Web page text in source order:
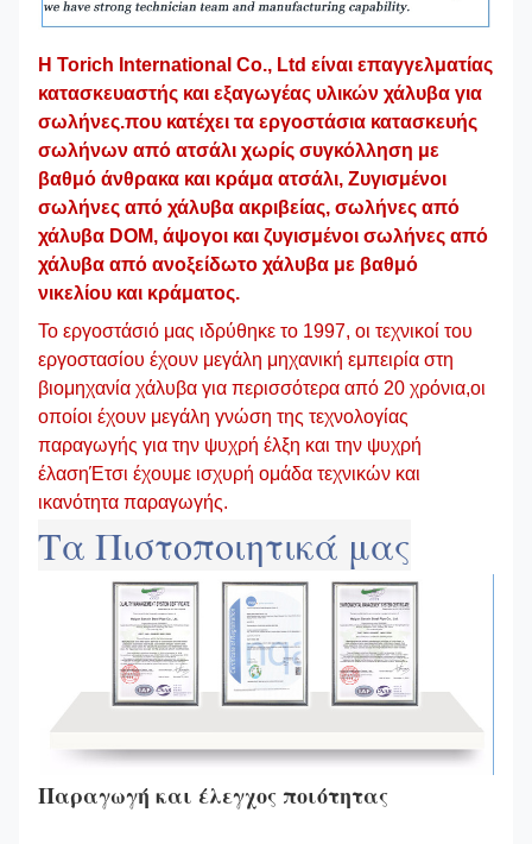
Η Torich International Co., Ltd είναι επαγγελματίας
κατασκευαστής και εξαγωγέας υλικών χάλυβα για
σωλήνες.που κατέχει τα εργοστάσια κατασκευής
σωλήνων από ατσάλι χωρίς συγκόλληση με
βαθμό άνθρακα και κράμα ατσάλι, Ζυγισμένοι
σωλήνες από χάλυβα ακριβείας, σωλήνες από
χάλυβα DOM, άψογοι και ζυγισμένοι σωλήνες από
χάλυβα από ανοξείδωτο χάλυβα με βαθμό
νικελίου και κράματος.
Το εργοστάσιό μας ιδρύθηκε το 1997, οι τεχνικοί του
εργοστασίου έχουν μεγάλη μηχανική εμπειρία στη
βιομηχανία χάλυβα για περισσότερα από 20 χρόνια,οι
οποίοι έχουν μεγάλη γνώση της τεχνολογίας
παραγωγής για την ψυχρή έλξη και την ψυχρή
έλασηΈτσι έχουμε ισχυρή ομάδα τεχνικών και
ικανότητα παραγωγής.
Τα Πιστοποιητικά μας
Παραγωγή και έλεγχος ποιότητας